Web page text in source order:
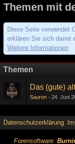
Themen mit
Diese Seite verwendet
erklären Sie sich damit
Weitere Informationen
Themen
Das (gute)
Sauron 24. Juni
Datenschutzerklärung
Forensoftware: